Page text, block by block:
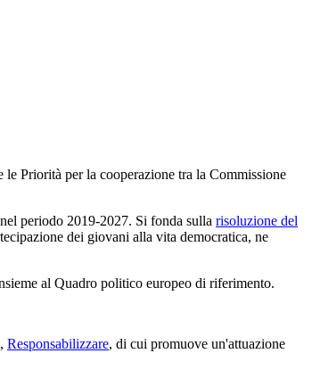
Priorità per la cooperazione tra la Commissione
periodo 2019-2027. Si fonda sulla risoluzione del
dei giovani alla vita democratica, ne
al Quadro politico europeo di riferimento.
, Responsabilizzare, di cui promuove un'attuazione